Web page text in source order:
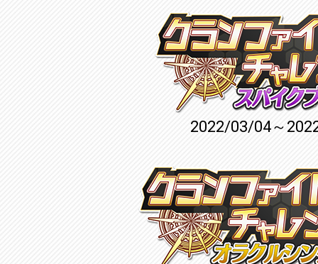
2022/03/04～